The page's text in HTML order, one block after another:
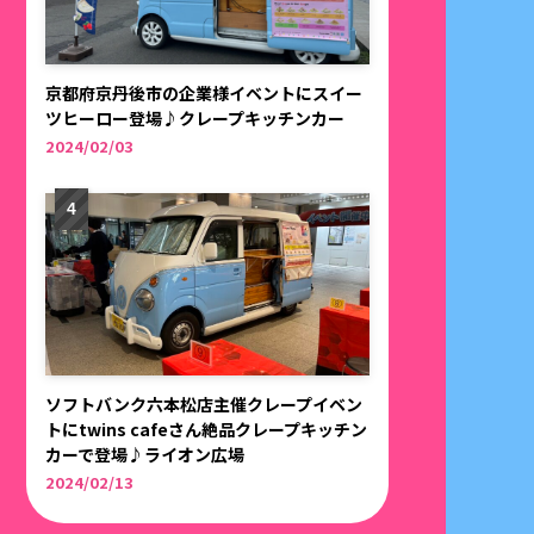
京都府京丹後市の企業様イベントにスイー
ツヒーロー登場♪クレープキッチンカー
2024/02/03
ソフトバンク六本松店主催クレープイベン
トにtwins cafeさん絶品クレープキッチン
カーで登場♪ライオン広場
2024/02/13